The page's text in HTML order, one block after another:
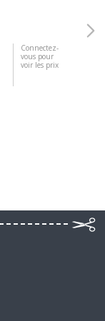
Connectez-
vous pour
voir les prix